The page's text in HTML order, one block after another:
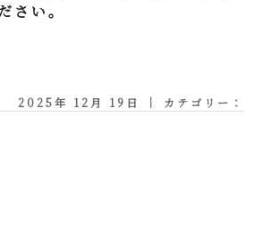
さい。
2025年 12月 19日 ｜ カテゴリー：